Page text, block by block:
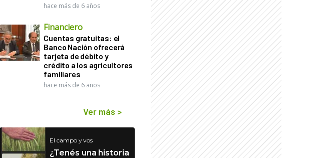
hace más de 6 años
Financiero
Cuentas gratuitas: el
Banco Nación ofrecerá
tarjeta de débito y
crédito a los agricultores
familiares
hace más de 6 años
Ver más >
El campo y vos
¿Tenés una historia